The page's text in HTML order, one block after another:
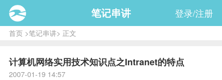
笔记串讲 登录/注册
首页>笔记串讲> 正文
计算机网络实用技术知识点之Intranet的特点
2007-01-19 14:57